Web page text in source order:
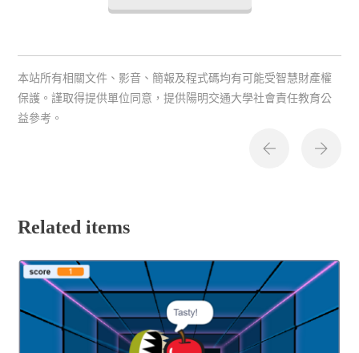
本站所有相關文件、影音、簡報及程式碼均有可能受智慧財產權
保護。謹取得提供單位同意，提供陽明交通大學社會責任教育公
益參考。
Related items